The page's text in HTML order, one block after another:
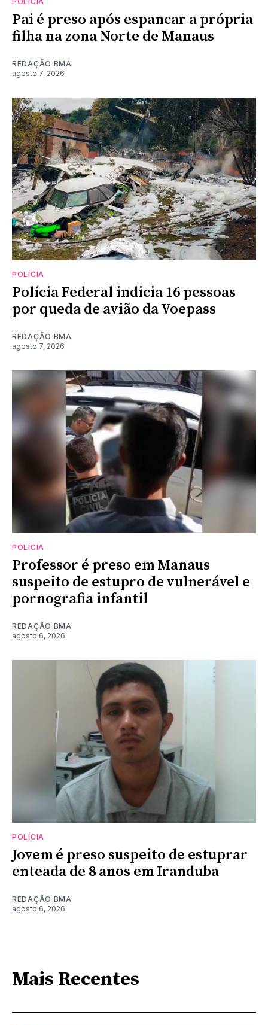
Pai é preso após espancar a própria
filha na zona Norte de Manaus
REDAÇÃO BMA
agosto 7, 2026
POLÍCIA
Polícia Federal indicia 16 pessoas
por queda de avião da Voepass
REDAÇÃO BMA
agosto 7, 2026
POLÍCIA
Professor é preso em Manaus
suspeito de estupro de vulnerável e
pornografia infantil
REDAÇÃO BMA
agosto 6, 2026
POLÍCIA
Jovem é preso suspeito de estuprar
enteada de 8 anos em Iranduba
REDAÇÃO BMA
agosto 6, 2026
Mais Recentes